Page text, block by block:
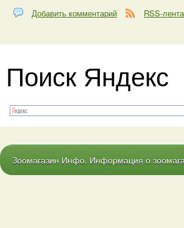
Добавить комментарий RSS-
Поиск Яндекс
Зоомагазин Инфо. Информация о